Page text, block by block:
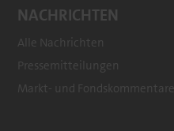
NACHRICHTEN
Alle Nachrichten
Pressemitteilungen
Markt- und Fondskommentare